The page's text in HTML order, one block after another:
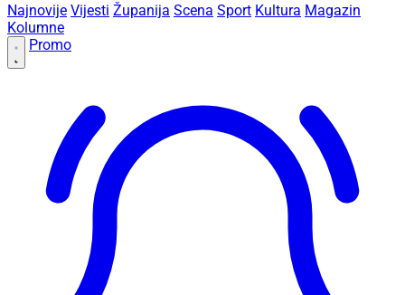
Najnovije Vijesti Županija Scena Sport Kultura Magazin
Kolumne
Promo